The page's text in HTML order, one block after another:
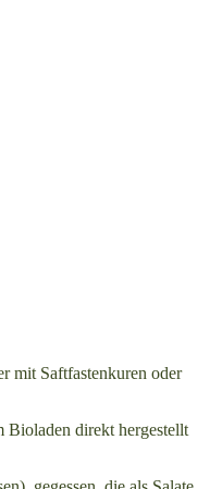
mit Saftfastenkuren oder
Bioladen direkt hergestellt